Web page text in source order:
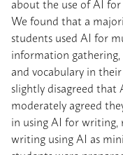
about the use of AI
We found that a
students used AI for
information gathering,
and vocabulary in
slightly disagreed
moderately agreed
in using AI for
writing using AI as